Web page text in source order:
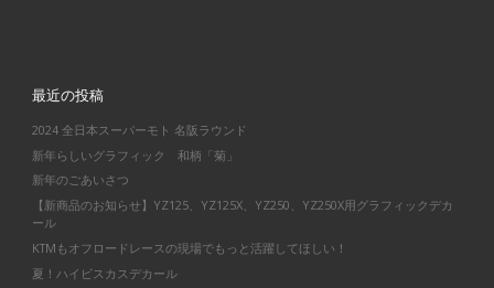
最近の投稿
2024 全日本スーパーモト 名阪ラウンド
新年らしいグラフィック 和柄「菊」
新年のごあいさつ
【新商品のお知らせ】YZ125、YZ125X、YZ250、YZ250X用グラフィックデカ
ール
KTMもオフロードレースの現場でもっと活躍してほしい！
夏！ハイビスカスデカール